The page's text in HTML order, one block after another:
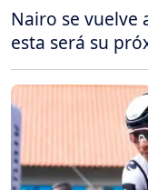
Nairo se vuelve
esta será su